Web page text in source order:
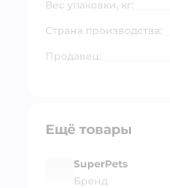
Вес упаковки, кг:
Страна производства:
Продавец:
Ещё товары
SuperPets
Бренд